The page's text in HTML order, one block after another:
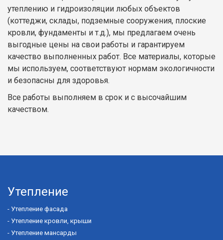
утеплению и гидроизоляции любых объектов
(коттеджи, склады, подземные сооружения, плоские
кровли, фундаменты и т.д.), мы предлагаем очень
выгодные цены на свои работы и гарантируем
качество выполненных работ. Все материалы, которые
мы используем, соответствуют нормам экологичности
и безопасны для здоровья.
Все работы выполняем в срок и с высочайшим
качеством.
Утепление
- Утепление фасада
- Утепление кровли, крыши
- Утепление мансарды